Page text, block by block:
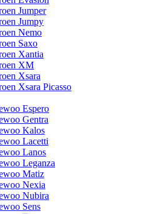
Jumper
Jumpy
Nemo
Saxo
Xantia
XM
Xsara
Xsara Picasso
Espero
Gentra
Kalos
Lacetti
Lanos
Leganza
Matiz
Nexia
Nubira
Sens